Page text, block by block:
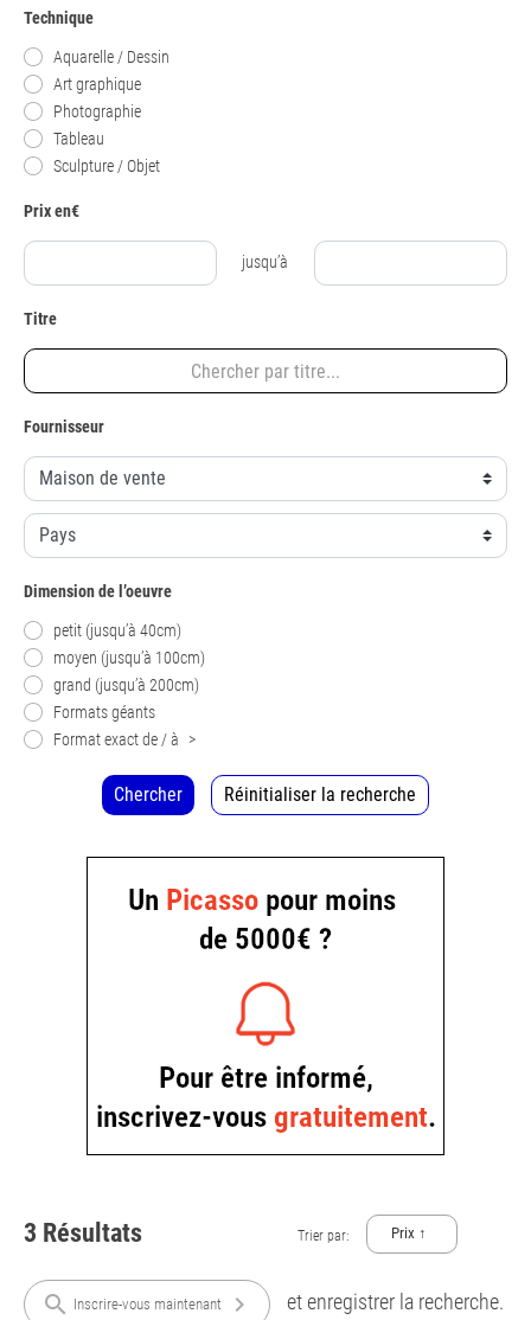
Technique
Aquarelle / Dessin
Art graphique
Photographie
Tableau
Sculpture / Objet
Prix en€
jusqu’à
Titre
Fournisseur
Dimension de l’oeuvre
petit (jusqu’à 40cm)
moyen (jusqu’à 100cm)
grand (jusqu’à 200cm)
Formats géants
Format exact de / à >
Chercher Réinitialiser la recherche
3 Résultats
search Inscrire-vous maintenant chevron_right et enregistrer la recherche.
Trier par: Prix ↑